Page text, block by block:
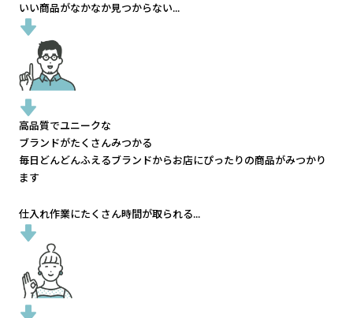
いい商品がなかなか見つからない...
高品質でユニークな
ブランドがたくさんみつかる
毎日どんどんふえるブランドからお店にぴったりの商品がみつかり
ます
仕入れ作業にたくさん時間が取られる...